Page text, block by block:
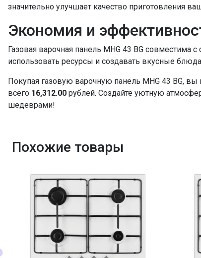
значительно улучшает качество приготовления
Экономия и
Газовая варочная панель MHG 43 BG
использовать ресурсы и создавать вкусные
Покупая газовую варочную панель MHG 43 BG,
всего 16,312.00 рублей. Создайте уютную
шедеврами!
Похожие товары